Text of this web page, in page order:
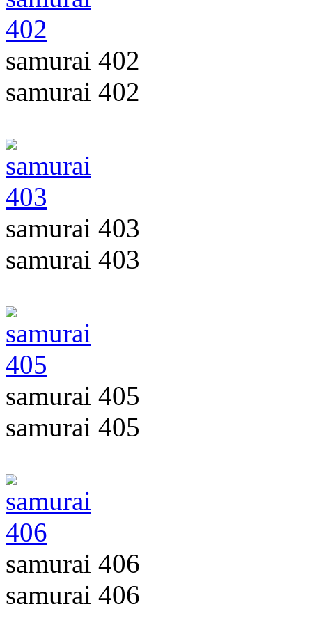
samurai 402
samurai 402
samurai 403
samurai 403
samurai 405
samurai 405
samurai 406
samurai 406